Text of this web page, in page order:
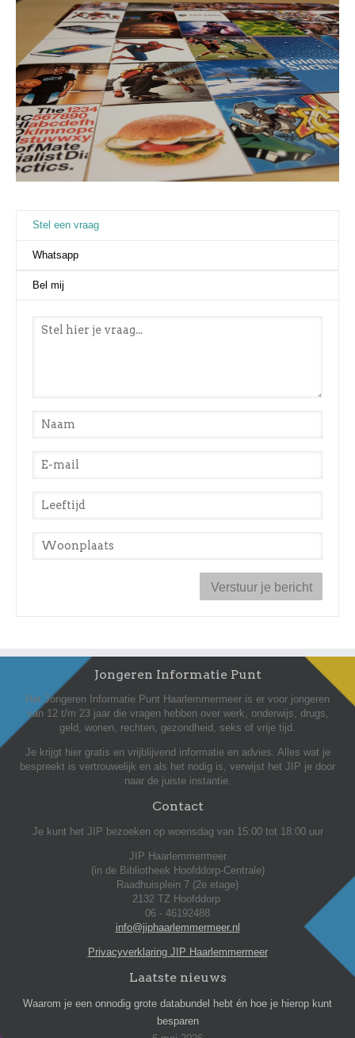
Stel een vraag
Whatsapp
Bel mij
Stel een vraag
Naam
E-mail*
Leeftijd *
Woonplaats
Jongeren Informatie Punt
Het Jongeren Informatie Punt Haarlemmermeer is er voor jongeren
van 12 t/m 23 jaar die vragen hebben over werk, onderwijs, drugs,
geld, wonen, rechten, gezondheid, seks of vrije tijd.
Je krijgt hier gratis en vrijblijvend informatie en advies. Alles wat je
bespreekt is vertrouwelijk en als het nodig is, verwijst het JIP je door
naar de juiste instantie.
Contact
Je kunt het JIP bezoeken op woensdag van 15:00 tot 18:00 uur
JIP Haarlemmermeer
(in de Bibliotheek Hoofddorp-Centrale)
Raadhuisplein 7 (2e etage)
2132 TZ Hoofddorp
06 - 46192488
info@jiphaarlemmermeer.nl
Privacyverklaring JIP Haarlemmermeer
Laatste nieuws
Waarom je een onnodig grote databundel hebt én hoe je hierop kunt
besparen